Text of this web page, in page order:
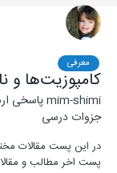
معرفی
كامپوزیت‌ها و
mim-shimiپاسخی
جزوات درسی
در این پست مقالات
پست اخر مطالب و مقالات